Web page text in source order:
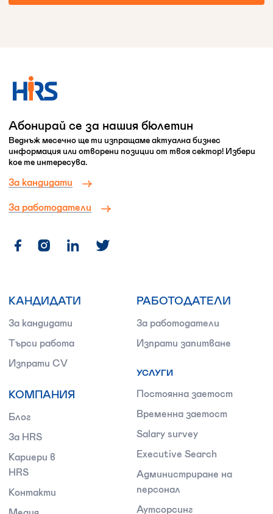
Абонирай се за нашия бюлетин
Веднъж месечно ще ти изпращаме актуална бизнес
информация или отворени позиции от твоя сектор! Избери
кое те интересува.
За кандидати
За работодатели
КАНДИДАТИ
За кандидати
Търси работа
Изпрати CV
КОМПАНИЯ
Блог
За HRS
Кариери в
HRS
Контакти
Медия
РАБОТОДАТЕЛИ
За работодатели
Изпрати запитване
УСЛУГИ
Постоянна заетост
Временна заетост
Salary survey
Executive Search
Администриране на
персонал
Аутсорсинг